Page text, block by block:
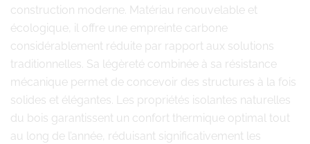
construction moderne. Matériau renouvelable et
écologique, il offre une empreinte carbone
considérablement réduite par rapport aux solutions
traditionnelles. Sa légèreté combinée à sa résistance
mécanique permet de concevoir des structures à la fois
solides et élégantes. Les propriétés isolantes naturelles
du bois garantissent un confort thermique optimal tout
au long de l’année, réduisant significativement les